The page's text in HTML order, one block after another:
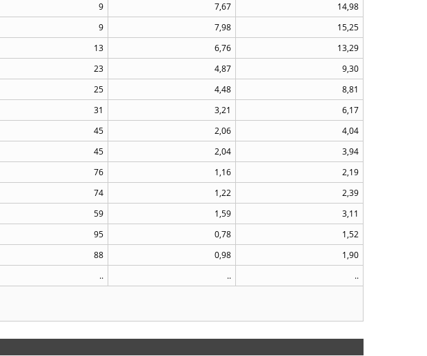
9 7,67
14,98
9 7,98
15,25
13 6,76
13,29
23 4,87
9,30
25 4,48
8,81
31 3,21
6,17
45 2,06
4,04
45 2,04
3,94
76 1,16
2,19
74 1,22
2,39
59 1,59
3,11
95 0,78
1,52
88 0,98
1,90
.. ..
..